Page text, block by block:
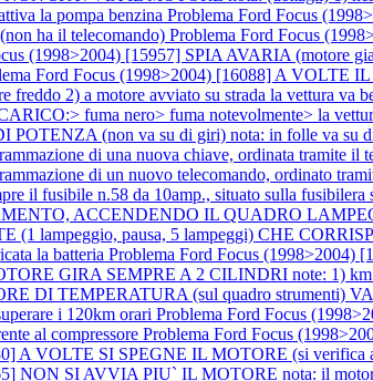
la pompa benzina Problema Ford Focus
ha il telecomando) Problema Ford Focus
(1998>2004) [15957] SPIA AVARIA
Ford Focus (1998>2004) [16088] A
freddo 2) a motore avviato su strada la vettura
fuma nero> fuma notevolmente> la
(non va su di giri) nota: in folle va su
di una nuova chiave, ordinata tramite il
di un nuovo telecomando, ordinato
il fusibile n.58 da 10amp., situato sulla fusibilera
ACCENDENDO IL QUADRO
lampeggio, pausa, 5 lampeggi) CHE
la batteria Problema Ford Focus (1998>2004)
GIRA SEMPRE A 2 CILINDRI note: 1)
DI TEMPERATURA (sul quadro strumenti)
i 120km orari Problema Ford Focus
al compressore Problema Ford Focus
A VOLTE SI SPEGNE IL MOTORE (si verifica
NON SI AVVIA PIU` IL MOTORE nota: il